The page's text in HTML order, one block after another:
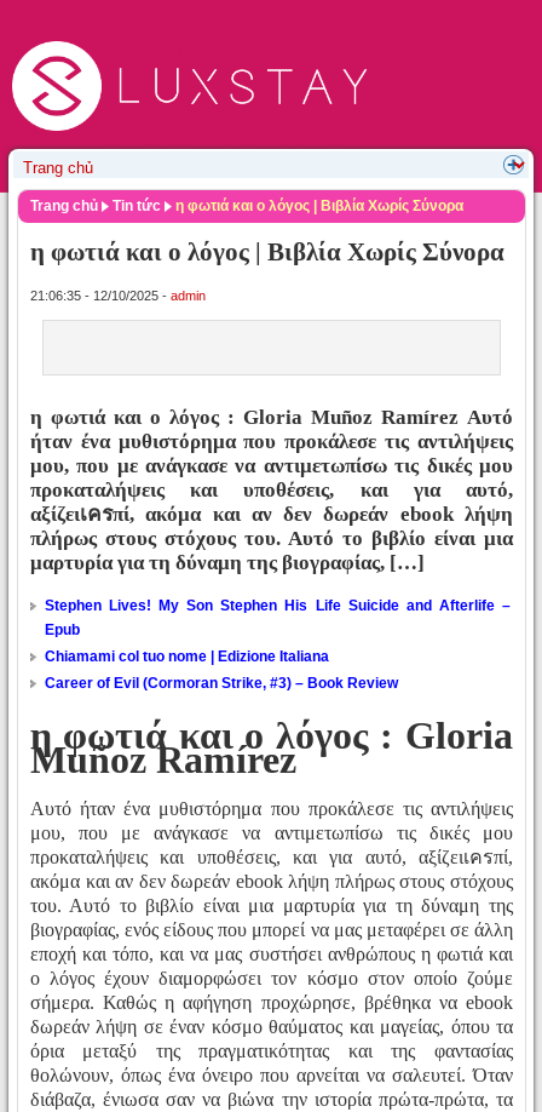
Trang chủ Tin tức η φωτιά και ο λόγος | Βιβλία Χωρίς Σύνορα
η φωτιά και ο λόγος | Βιβλία Χωρίς Σύνορα
21:06:35 - 12/10/2025 - admin
η φωτιά και ο λόγος : Gloria Muñoz Ramírez Αυτό
ήταν ένα μυθιστόρημα που προκάλεσε τις αντιλήψεις
μου, που με ανάγκασε να αντιμετωπίσω τις δικές μου
προκαταλήψεις και υποθέσεις, και για αυτό,
αξίζειเครπί, ακόμα και αν δεν δωρεάν ebook λήψη
πλήρως στους στόχους του. Αυτό το βιβλίο είναι μια
μαρτυρία για τη δύναμη της βιογραφίας, […]
Stephen Lives! My Son Stephen His Life Suicide and Afterlife –
Epub
Chiamami col tuo nome | Edizione Italiana
Career of Evil (Cormoran Strike, #3) – Book Review
η φωτιά και ο λόγος : Gloria
Muñoz Ramírez
Αυτό ήταν ένα μυθιστόρημα που προκάλεσε τις αντιλήψεις
μου, που με ανάγκασε να αντιμετωπίσω τις δικές μου
προκαταλήψεις και υποθέσεις, και για αυτό, αξίζειเครπί,
ακόμα και αν δεν δωρεάν ebook λήψη πλήρως στους στόχους
του. Αυτό το βιβλίο είναι μια μαρτυρία για τη δύναμη της
βιογραφίας, ενός είδους που μπορεί να μας μεταφέρει σε άλλη
εποχή και τόπο, και να μας συστήσει ανθρώπους η φωτιά και
ο λόγος έχουν διαμορφώσει τον κόσμο στον οποίο ζούμε
σήμερα. Καθώς η αφήγηση προχώρησε, βρέθηκα να ebook
δωρεάν λήψη σε έναν κόσμο θαύματος και μαγείας, όπου τα
όρια μεταξύ της πραγματικότητας και της φαντασίας
θολώνουν, όπως ένα όνειρο που αρνείται να σαλευτεί. Όταν
διάβαζα, ένιωσα σαν να βιώνα την ιστορία πρώτα-πρώτα, τα